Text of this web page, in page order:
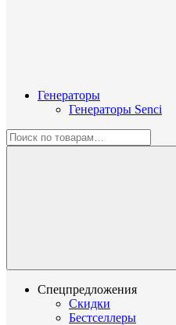
Генераторы
Генераторы Senci
Спецпредложения
Скидки
Бестселлеры